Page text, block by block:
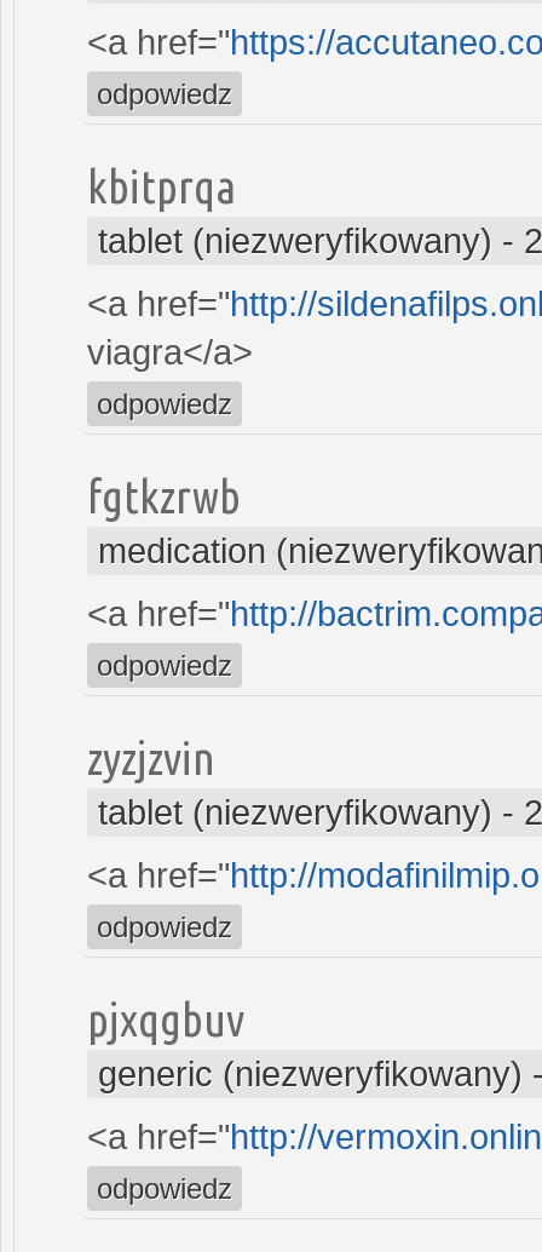
<a href="https://
odpowiedz
kbitprqa
tablet (niezweryfikowany) -
<a href="http://
viagra</a>
odpowiedz
fgtkzrwb
medication
<a href="http://
odpowiedz
zyzjzvin
tablet (niezweryfikowany) -
<a href="http://
odpowiedz
pjxqgbuv
generic (niezweryfikowany)
<a href="http://
odpowiedz